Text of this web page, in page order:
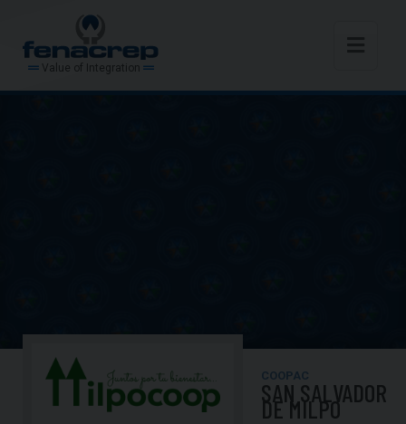
Value of Integration
COOPAC
SAN SALVADOR
DE MILPO